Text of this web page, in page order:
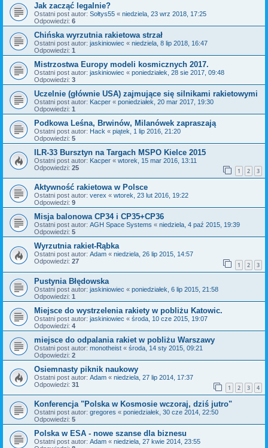
Jak zacząć legalnie?
Ostatni post autor: Sołtys55 « niedziela, 23 wrz 2018, 17:25
Odpowiedzi: 6
Chińska wyrzutnia rakietowa strzał
Ostatni post autor: jaskiniowiec « niedziela, 8 lip 2018, 16:47
Odpowiedzi: 1
Mistrzostwa Europy modeli kosmicznych 2017.
Ostatni post autor: jaskiniowiec « poniedziałek, 28 sie 2017, 09:48
Odpowiedzi: 3
Uczelnie (głównie USA) zajmujące się silnikami rakietowymi
Ostatni post autor: Kacper « poniedziałek, 20 mar 2017, 19:30
Odpowiedzi: 1
Podkowa Leśna, Brwinów, Milanówek zapraszają
Ostatni post autor: Hack « piątek, 1 lip 2016, 21:20
Odpowiedzi: 5
ILR-33 Bursztyn na Targach MSPO Kielce 2015
Ostatni post autor: Kacper « wtorek, 15 mar 2016, 13:11
Odpowiedzi: 25 1 2 3
Aktywność rakietowa w Polsce
Ostatni post autor: verex « wtorek, 23 lut 2016, 19:22
Odpowiedzi: 9
Misja balonowa CP34 i CP35+CP36
Ostatni post autor: AGH Space Systems « niedziela, 4 paź 2015, 19:39
Odpowiedzi: 5
Wyrzutnia rakiet-Rąbka
Ostatni post autor: Adam « niedziela, 26 lip 2015, 14:57
Odpowiedzi: 27 1 2 3
Pustynia Błędowska
Ostatni post autor: jaskiniowiec « poniedziałek, 6 lip 2015, 21:58
Odpowiedzi: 1
Miejsce do wystrzelenia rakiety w pobliżu Katowic.
Ostatni post autor: jaskiniowiec « środa, 10 cze 2015, 19:07
Odpowiedzi: 4
miejsce do odpalania rakiet w pobliżu Warszawy
Ostatni post autor: monotheist « środa, 14 sty 2015, 09:21
Odpowiedzi: 2
Osiemnasty piknik naukowy
Ostatni post autor: Adam « niedziela, 27 lip 2014, 17:37
Odpowiedzi: 31 1 2 3 4
Konferencja "Polska w Kosmosie wczoraj, dziś jutro"
Ostatni post autor: gregores « poniedziałek, 30 cze 2014, 22:50
Odpowiedzi: 5
Polska w ESA - nowe szanse dla biznesu
Ostatni post autor: Adam « niedziela, 27 kwie 2014, 23:55